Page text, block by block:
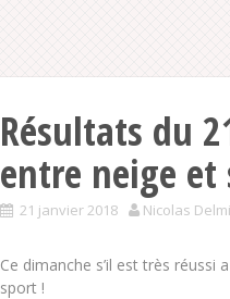
Résultats du
entre neige et
21 janvier 2018 Nicolas
Ce dimanche s’il est très réussi
sport !